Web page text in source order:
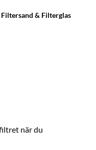
Filtersand & Filterglas
när du